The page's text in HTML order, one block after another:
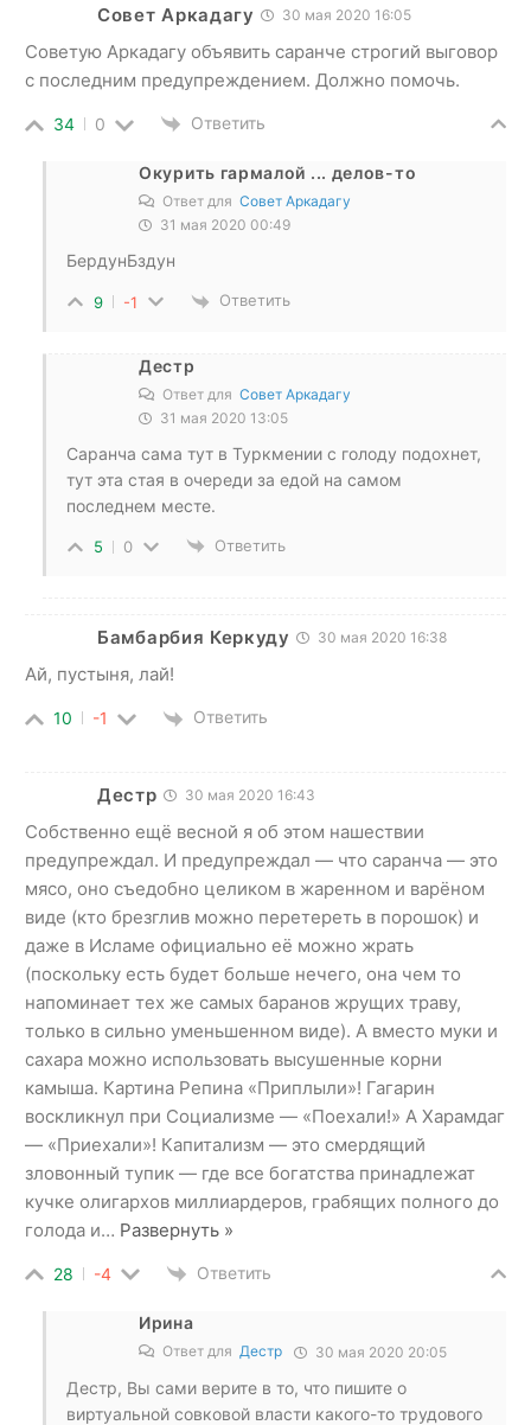
Совет Аркадагу 30 мая 2020 16:05
Советую Аркадагу объявить саранче строгий выговор
с последним предупреждением. Должно помочь.
34 0 Ответить
Окурить гармалой ... делов-то
Ответ для Совет Аркадагу
31 мая 2020 00:49
БердунБздун
9 -1 Ответить
Дестр
Ответ для Совет Аркадагу
31 мая 2020 13:05
Саранча сама тут в Туркмении с голоду подохнет,
тут эта стая в очереди за едой на самом
последнем месте.
5 0 Ответить
Бамбарбия Керкуду 30 мая 2020 16:38
Ай, пустыня, лай!
10 -1 Ответить
Дестр 30 мая 2020 16:43
Собственно ещё весной я об этом нашествии
предупреждал. И предупреждал — что саранча — это
мясо, оно съедобно целиком в жаренном и варёном
виде (кто брезглив можно перетереть в порошок) и
даже в Исламе официально её можно жрать
(поскольку есть будет больше нечего, она чем то
напоминает тех же самых баранов жрущих траву,
только в сильно уменьшенном виде). А вместо муки и
сахара можно использовать высушенные корни
камыша. Картина Репина «Приплыли»! Гагарин
воскликнул при Социализме — «Поехали!» А Харамдаг
— «Приехали»! Капитализм — это смердящий
зловонный тупик — где все богатства принадлежат
кучке олигархов миллиардеров, грабящих полного до
голода и… Развернуть »
28 -4 Ответить
Ирина
Ответ для Дестр 30 мая 2020 20:05
Дестр, Вы сами верите в то, что пишите о
виртуальной совковой власти какого-то трудового